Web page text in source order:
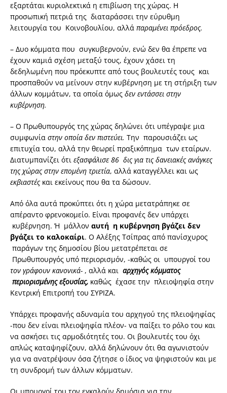
εξαρτάται κυριολεκτικά η επιβίωση της χώρας. Η
προσωπική πετριά της διαταράσσει την εύρυθμη
λειτουργία του Κοινοβουλίου, αλλά παραμένει πρόεδρος.
– Δυο κόμματα που συγκυβερνούν, ενώ δεν θα έπρεπε να
έχουν καμιά σχέση μεταξύ τους, έχουν χάσει τη
δεδηλωμένη που πρόεκυπτε από τους βουλευτές τους και
προσπαθούν να μείνουν στην κυβέρνηση με τη στήριξη των
άλλων κομμάτων, τα οποία όμως δεν εντάσσει στην
κυβέρνηση.
– Ο Πρωθυπουργός της χώρας δηλώνει ότι υπέγραψε μια
συμφωνία στην οποία δεν πιστεύει. Την παρουσιάζει ως
επιτυχία του, αλλά την θεωρεί πραξικόπημα των εταίρων.
Διατυμπανίζει ότι εξασφάλισε 86 δις για τις δανειακές ανάγκες
της χώρας στην επομένη τριετία, αλλά καταγγέλλει και ως
εκβιαστέςκαι εκείνους που θα τα δώσουν.
Από όλα αυτά προκύπτει ότι η χώρα μετατράπηκε σε
απέραντο φρενοκομείο. Είναι προφανές δεν υπάρχει
κυβέρνηση. Ή μάλλον αυτή η κυβέρνηση βγάζει δεν
βγάζει το καλοκαίρι. Ο Αλέξης Τσίπρας από πανίσχυρος
παράγων της δημοσίου βίου μετατρέπεται σε
Πρωθυπουργός υπό περιορισμόν, -καθώς οι υπουργοί του
τον γράφουν κανονικά- , αλλά και αρχηγός κόμματος
περιορισμένης εξουσίας, καθώς έχασε την πλειοψηφία στην
Κεντρική Επιτροπή του ΣΥΡΙΖΑ.
Υπάρχει προφανής αδυναμία του αρχηγού της πλειοψηφίας
-που δεν είναι πλειοψηφία πλέον- να παίξει το ρόλο του και
να ασκήσει τις αρμοδιότητές του. Οι βουλευτές του όχι
απλώς καταψηφίζουν, αλλά δηλώνουν ότι θα αγωνιστούν
για να ανατρέψουν όσα ζήτησε ο ίδιος να ψηφιστούν και με
τη συνδρομή των άλλων κόμματων.